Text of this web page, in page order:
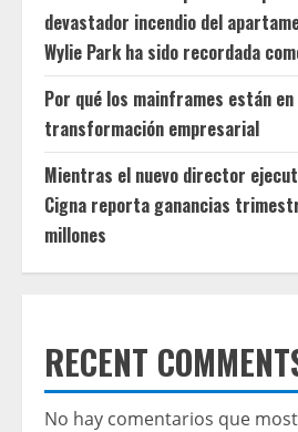
devastador incendio del
Wylie Park ha sido recordada
Por qué los mainframes están
transformación empresarial
Mientras el nuevo director
Cigna reporta ganancias
millones
RECENT
No hay comentarios que